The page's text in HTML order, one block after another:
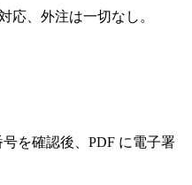
応、外注は一切なし。
を確認後、PDF に電子署